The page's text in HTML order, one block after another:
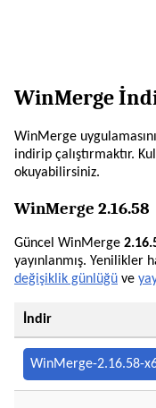
WinMerge
WinMerge
indirip çalıştırmaktır.
okuyabilirsiniz.
WinMerge 2.16.58
Güncel WinMerge
yayınlanmış. Yenilikler
değişiklik günlüğü ve
İndir
WinMerge-2.16.58-